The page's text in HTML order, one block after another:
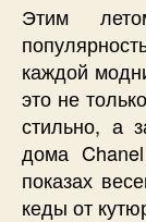
Этим
каждой
это не
стильно, а
дома
показах
кеды от